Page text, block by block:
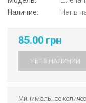
Наличие:
Нет в
85.00 грн
НЕТ В НАЛИЧИИ
Минимальное